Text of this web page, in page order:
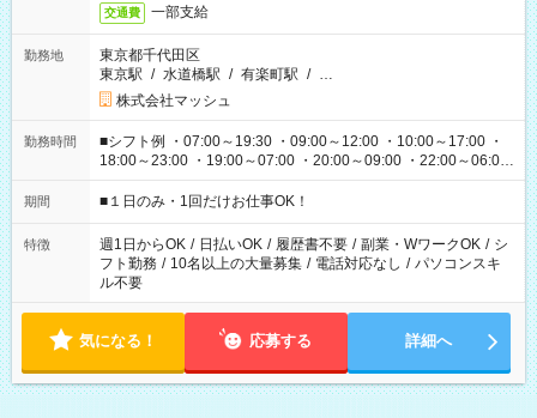
交通費 一部支給
勤務地
東京都千代田区
東京駅 / 水道橋駅 / 有楽町駅 / …
株式会社マッシュ
勤務時間
■シフト例 ・07:00～19:30 ・09:00～12:00 ・10:00～17:00 ・
18:00～23:00 ・19:00～07:00 ・20:00～09:00 ・22:00～06:00
etc ★最短で3時間で5,120円のお仕事から 15時間で2万円近く稼
げるお仕事も！ ご希望のお時間に合わせてご紹介！ ※シフトは
ください！
期間 ■１日のみ・1回だけお仕事OK！
特徴 週1日からOK / 日払いOK / 履歴書不要 / 副業・WワークOK / シ
フト勤務 / 10名以上の大量募集 / 電話対応なし / パソコンスキ
ル不要
気になる！ 応募する 詳細へ